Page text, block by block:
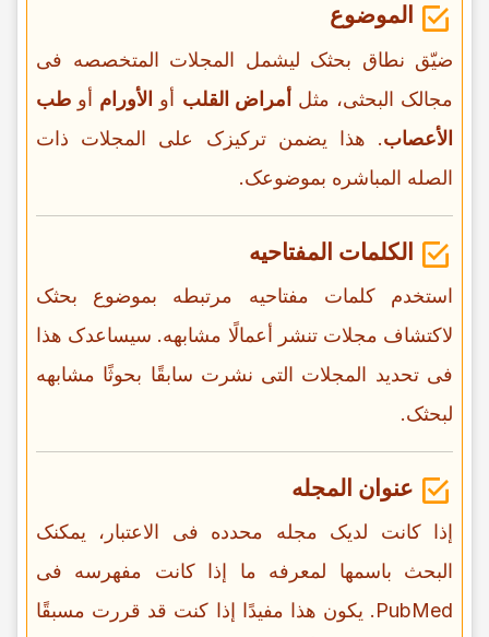
الموضوع
ضیّق نطاق بحثک لیشمل المجلات المتخصصه فی
مجالک البحثی، مثلأمراض القلب أو الأورام أو طب
الأعصاب. هذا یضمن ترکیزک على المجلات ذات
الصله المباشره بموضوعک.
الکلمات المفتاحیه
استخدم کلمات مفتاحیه مرتبطه بموضوع بحثک
لاکتشاف مجلات تنشر أعمالًا مشابهه. سیساعدک هذا
فی تحدید المجلات التی نشرت سابقًا بحوثًا مشابهه
لبحثک.
عنوان المجله
إذا کانت لدیک مجله محدده فی الاعتبار، یمکنک
البحث باسمها لمعرفه ما إذا کانت مفهرسه فی
PubMed. یکون هذا مفیدًا إذا کنت قد قررت مسبقًا